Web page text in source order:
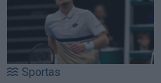
Sportas